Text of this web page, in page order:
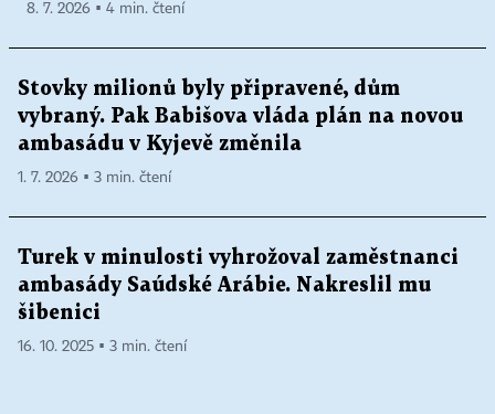
8. 7. 2026 ▪ 4 min. čtení
Stovky milionů byly připravené, dům
vybraný. Pak Babišova vláda plán na novou
ambasádu v Kyjevě změnila
1. 7. 2026 ▪ 3 min. čtení
Turek v minulosti vyhrožoval zaměstnanci
ambasády Saúdské Arábie. Nakreslil mu
šibenici
16. 10. 2025 ▪ 3 min. čtení